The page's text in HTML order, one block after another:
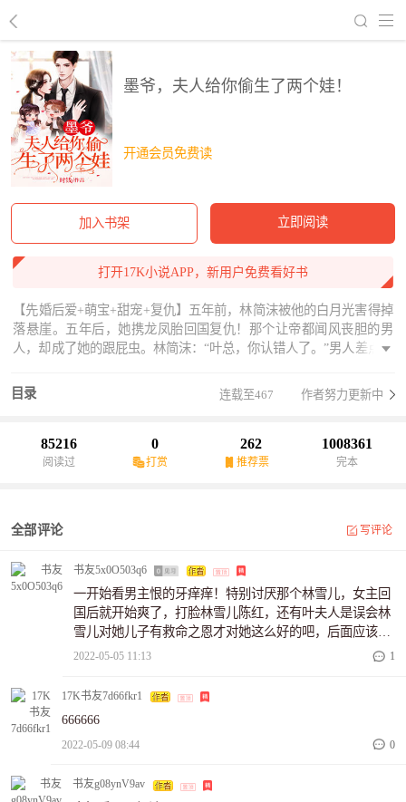
墨爷，夫人给你偷生了两个娃！
开通会员免费读
加入书架 立即阅读
打开17K小说APP，新用户免费看好书
【先婚后爱+萌宝+甜宠+复仇】五年前，林简沫被他的白月光害得掉
落悬崖。五年后，她携龙凤胎回国复仇！那个让帝都闻风丧胆的男
人，却成了她的跟屁虫。林简沫：“叶总，你认错人了。”男人差点就
毒医世家的传人、某财阀幕后大佬……某天，男人甩出俩萌娃亲子
鉴定，咬牙切齿：“不是说不认识吗？解释一下？”
目录 连载至467 作者努力更新中
85216
阅读过
0
打赏
262
推荐票
1008361
完本
全部评论 写评论
书友5x0O503q6
一开始看男主恨的牙痒痒！特别讨厌那个林雪儿，女主回
国后就开始爽了，打脸林雪儿陈红，还有叶夫人是误会林
雪儿对她儿子有救命之恩才对她这么好的吧，后面应该会
有反转，期待一下。
2022-05-05 11:13 1
17K书友7d66fkr1
666666
2022-05-09 08:44 0
书友g08ynV9av